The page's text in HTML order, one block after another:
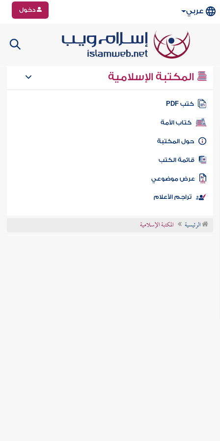
عربي دخول
المكتبة الإسلامية
كتب PDF
كتاب الأمة
المكتبة
الكتب
موضوعي
تراجم الأعلام
الرئيسية المكتبة الإسلامية